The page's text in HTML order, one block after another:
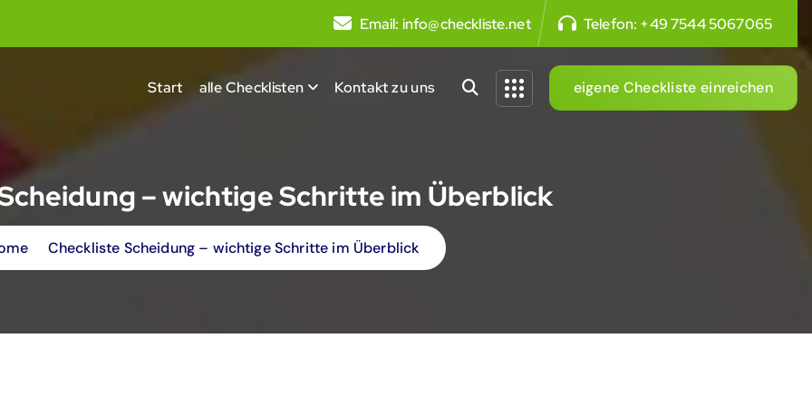
Email: info@checkliste.net Telefon: +49 7544 5067065
Start alle Checklisten Kontakt zu uns eigene Checkliste einreichen
– wichtige Schritte im Überblick
Checkliste Scheidung – wichtige Schritte im Überblick